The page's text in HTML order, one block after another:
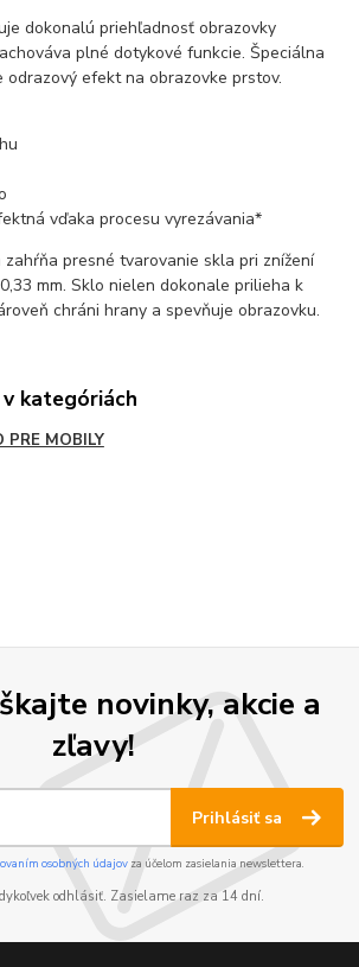
dokonalú priehľadnosť obrazovky
plné dotykové funkcie. Špeciálna
odrazový efekt na obrazovke prstov.
vďaka procesu vyrezávania*
zahŕňa presné tvarovanie skla pri znížení
mm. Sklo nielen dokonale prilieha k
chráni hrany a spevňuje obrazovku.
kategóriách
PRE MOBILY
novinky, akcie a
zľavy!
Prihlásiť sa
osobných údajov za účelom zasielania newslettera.
odhlásiť. Zasielame raz za 14 dní.